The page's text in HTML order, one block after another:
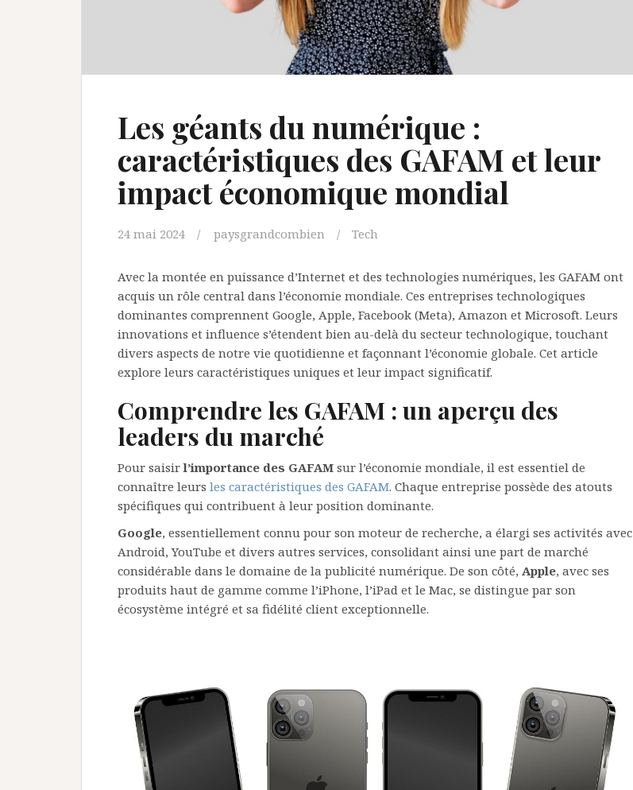
Les géants du numérique :
caractéristiques des GAFAM et leur
impact économique mondial
24 mai 2024 paysgrandcombien Tech
Avec la montée en puissance d’Internet et des technologies numériques, les GAFAM ont
acquis un rôle central dans l’économie mondiale. Ces entreprises technologiques
dominantes comprennent Google, Apple, Facebook (Meta), Amazon et Microsoft. Leurs
innovations et influence s’étendent bien au-delà du secteur technologique, touchant
divers aspects de notre vie quotidienne et façonnant l’économie globale. Cet article
explore leurs caractéristiques uniques et leur impact significatif.
Comprendre les GAFAM : un aperçu des
leaders du marché
Pour saisirl’importance des GAFAM sur l’économie mondiale, il est essentiel de
connaître leurs les caractéristiques des GAFAM. Chaque entreprise possède des atouts
spécifiques qui contribuent à leur position dominante.
Google, essentiellement connu pour son moteur de recherche, a élargi ses activités avec
Android, YouTube et divers autres services, consolidant ainsi une part de marché
considérable dans le domaine de la publicité numérique. De son côté, Apple, avec ses
produits haut de gamme comme l’iPhone, l’iPad et le Mac, se distingue par son
écosystème intégré et sa fidélité client exceptionnelle.